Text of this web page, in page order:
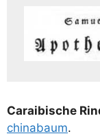
Carai­bi­sche
chi­n­a­baum.